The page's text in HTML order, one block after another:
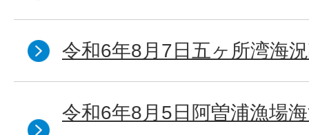
令和6年8月7日五ヶ所湾海
令和6年8月5日阿曽浦漁場